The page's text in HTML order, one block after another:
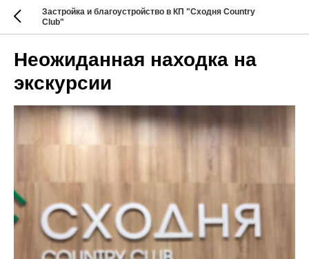
Застройка и благоустройство в КП "Сходня Country
Club"
Неожиданная находка на
экскурсии